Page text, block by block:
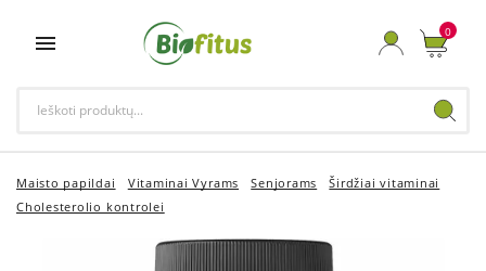
 0
Maisto papildai Vitaminai Vyrams Senjorams
Širdžiai vitaminai
Cholesterolio kontrolei